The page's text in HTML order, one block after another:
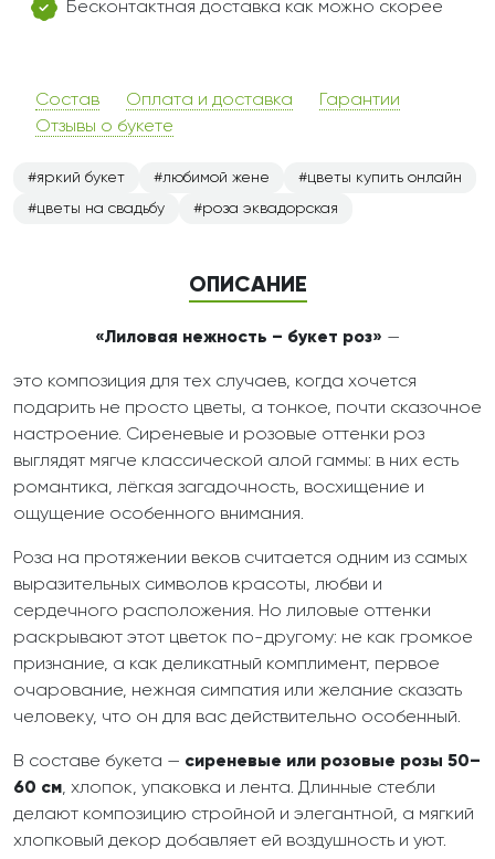
Бесконтактная доставка как можно скорее
Состав Оплата и доставка
Гарантии
Отзывы о букете
яркий букет любимой жене
цветы купить онлайн
цветы на свадьбу
роза эквадорская
ОПИСАНИЕ
«Лиловая нежность – букет роз» —
это композиция для тех случаев, когда хочется
подарить не просто цветы, а тонкое, почти сказочное
настроение. Сиреневые и розовые оттенки роз
выглядят мягче классической алой гаммы: в них есть
романтика, лёгкая загадочность, восхищение и
ощущение особенного внимания.
Роза на протяжении веков считается одним из самых
выразительных символов красоты, любви и
сердечного расположения. Но лиловые оттенки
раскрывают этот цветок по-другому: не как громкое
признание, а как деликатный комплимент, первое
очарование, нежная симпатия или желание сказать
человеку, что он для вас действительно особенный.
В составе букета — сиреневые или розовые розы 50–
60 см, хлопок, упаковка и лента. Длинные стебли
делают композицию стройной и элегантной, а мягкий
хлопковый декор добавляет ей воздушность и уют.